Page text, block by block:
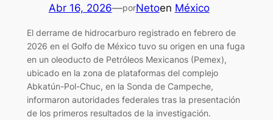
Abr 16, 2026—porNetoen México
El derrame de hidrocarburo registrado en febrero de
2026 en el Golfo de México tuvo su origen en una fuga
en un oleoducto de Petróleos Mexicanos (Pemex),
ubicado en la zona de plataformas del complejo
Abkatún-Pol-Chuc, en la Sonda de Campeche,
informaron autoridades federales tras la presentación
de los primeros resultados de la investigación.